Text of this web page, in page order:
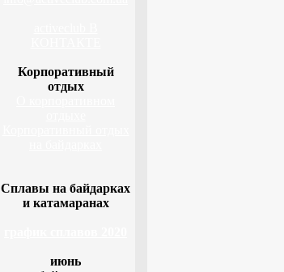
Корпоративный
отдых
Сплавы на байдарках
и катамаранах
июнь